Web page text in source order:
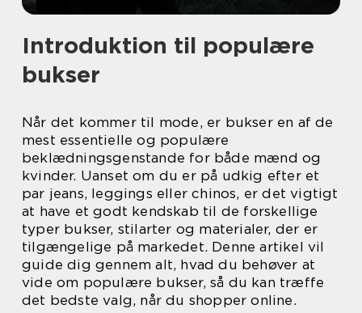
Introduktion til populære
bukser
Når det kommer til mode, er bukser en af de
mest essentielle og populære
beklædningsgenstande for både mænd og
kvinder. Uanset om du er på udkig efter et
par jeans, leggings eller chinos, er det vigtigt
at have et godt kendskab til de forskellige
typer bukser, stilarter og materialer, der er
tilgængelige på markedet. Denne artikel vil
guide dig gennem alt, hvad du behøver at
vide om populære bukser, så du kan træffe
det bedste valg, når du shopper online.